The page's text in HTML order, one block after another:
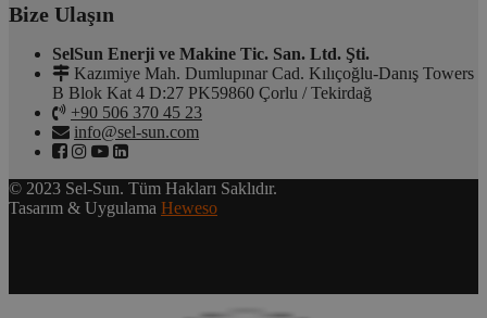
Bize Ulaşın
SelSun Enerji ve Makine Tic. San. Ltd. Şti.
Kazımiye Mah. Dumlupınar Cad. Kılıçoğlu-Danış Towers
B Blok Kat 4 D:27 PK59860 Çorlu / Tekirdağ
+90 506 370 45 23
info@sel-sun.com
© 2023 Sel-Sun. Tüm Hakları Saklıdır.
Tasarım & Uygulama Heweso